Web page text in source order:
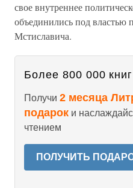
свое внутреннее
объединились под властью
Мстиславича.
Более 800 000
Получи 2 месяца
подарок и
чтением
ПОЛУЧИТЬ